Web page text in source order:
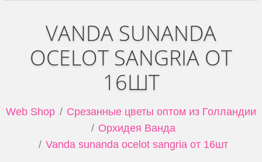
VANDA SUNANDA
OCELOT SANGRIA ОТ
16ШТ
Web Shop
Срезанные цветы оптом из Голландии
Орхидея Ванда
Vanda sunanda ocelot sangria от 16шт